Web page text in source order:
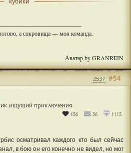
а сокровища — моя команда.
Аватар by GRANREIN
ищущий приключения
156 56 1115
#54
2537
осматривал каждого кто был сейчас
в бою он его конечно не видел, но мог